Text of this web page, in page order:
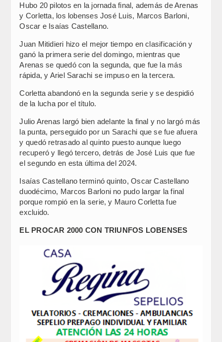
Hubo 20 pilotos en la jornada final, además de Arenas
y Corletta, los lobenses José Luis, Marcos Barloni,
Oscar e Isaías Castellano.
Juan Mitidieri hizo el mejor tiempo en clasificación y
ganó la primera serie del domingo, mientras que
Arenas se quedó con la segunda, que fue la más
rápida, y Ariel Sarachi se impuso en la tercera.
Corletta abandonó en la segunda serie y se despidió
de la lucha por el título.
Julio Arenas largó bien adelante la final y no largó más
la punta, perseguido por un Sarachi que se fue afuera
y quedó retrasado al quinto puesto aunque luego
recuperó y llegó tercero, detrás de José Luis que fue
el segundo en esta última del 2024.
Isaías Castellano terminó quinto, Oscar Castellano
duodécimo, Marcos Barloni no pudo largar la final
porque rompió en la serie, y Mauro Corletta fue
excluido.
EL PROCAR 2000 CON TRIUNFOS LOBENSES